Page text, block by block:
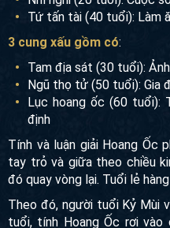
Nhất cát (10 tuổi): Gia
Nhì nghi (20 tuổi): Cuộc
Tứ tấn tài (40 tuổi): Làm
3 cung xấu gồm có
Tam địa sát (30 tuổi):
Ngũ thọ tử (50 tuổi): Gia
Lục hoang ốc (60 tuổi):
định
Tính và luận giải Hoang Ốc
tay trỏ và giữa theo chiều
quay vòng lại. Tuổi lẻ hàng